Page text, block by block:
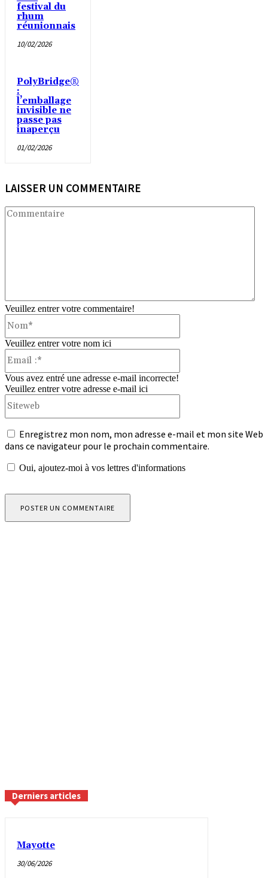
festival du
rhum
réunionnais
10/02/2026
PolyBridge®
:
l’emballage
invisible ne
passe pas
inaperçu
01/02/2026
LAISSER UN COMMENTAIRE
Veuillez entrer votre commentaire!
Veuillez entrer votre nom ici
Vous avez entré une adresse e-mail incorrecte!
Veuillez entrer votre adresse e-mail ici
Enregistrez mon nom, mon adresse e-mail et mon site Web
dans ce navigateur pour le prochain commentaire.
Oui, ajoutez-moi à vos lettres d'informations
Derniers articles
Mayotte
30/06/2026